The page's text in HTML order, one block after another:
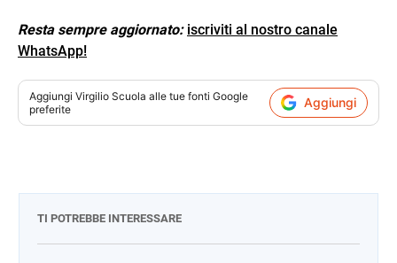
Resta sempre aggiornato: iscriviti al nostro canale
WhatsApp!
Aggiungi Virgilio Scuola alle tue fonti Google
preferite
Aggiungi
TI POTREBBE INTERESSARE